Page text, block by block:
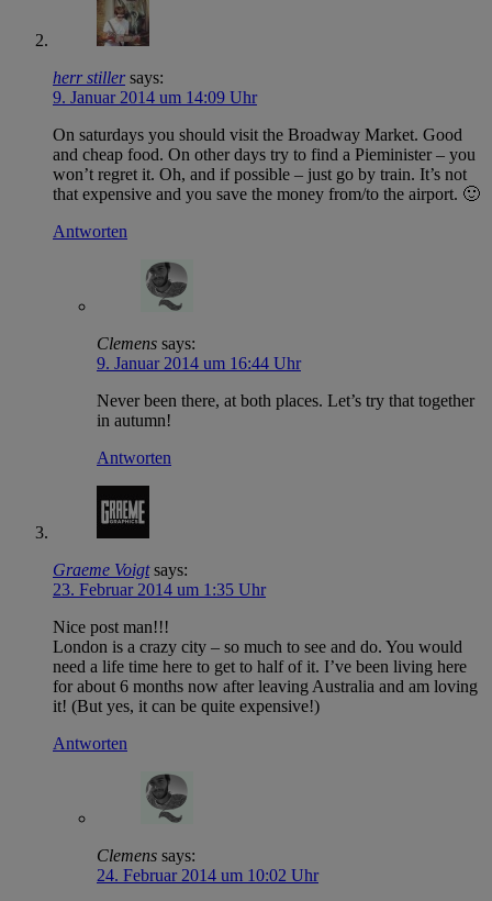
herr stiller says:
9. Januar 2014 um 14:09 Uhr
On saturdays you should visit the Broadway Market. Good
and cheap food. On other days try to find a Pieminister – you
won’t regret it. Oh, and if possible – just go by train. It’s not
that expensive and you save the money from/to the airport. 🙂
Antworten
Clemens says:
9. Januar 2014 um 16:44 Uhr
Never been there, at both places. Let’s try that together
in autumn!
Antworten
Graeme Voigt says:
23. Februar 2014 um 1:35 Uhr
Nice post man!!!
London is a crazy city – so much to see and do. You would
need a life time here to get to half of it. I’ve been living here
for about 6 months now after leaving Australia and am loving
it! (But yes, it can be quite expensive!)
Antworten
Clemens says:
24. Februar 2014 um 10:02 Uhr